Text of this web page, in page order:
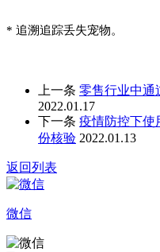
* 追溯追踪丢失宠物。
上一条 零售行业中通
2022.01.17
下一条 疫情防控下使
份核验 2022.01.13
返回列表
微信